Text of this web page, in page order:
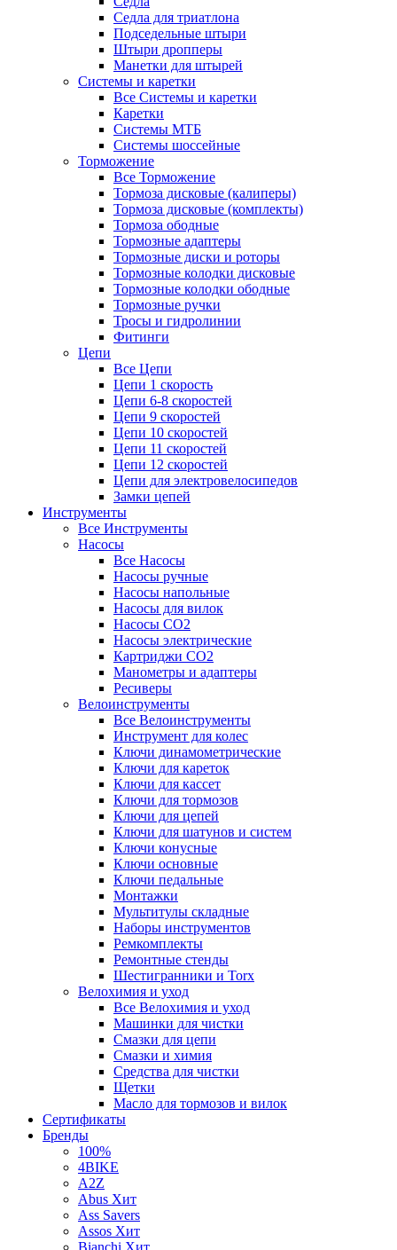
Седла для триатлона
Подседельные штыри
Штыри дропперы
Манетки для штырей
Системы и каретки
Все Системы и каретки
Каретки
Системы МТБ
Системы шоссейные
Торможение
Все Торможение
Тормоза дисковые (калиперы)
Тормоза дисковые (комплекты)
Тормоза ободные
Тормозные адаптеры
Тормозные диски и роторы
Тормозные колодки дисковые
Тормозные колодки ободные
Тормозные ручки
Тросы и гидролинии
Фитинги
Цепи
Все Цепи
Цепи 1 скорость
Цепи 6-8 скоростей
Цепи 9 скоростей
Цепи 10 скоростей
Цепи 11 скоростей
Цепи 12 скоростей
Цепи для электровелосипедов
Замки цепей
Инструменты
Все Инструменты
Насосы
Все Насосы
Насосы ручные
Насосы напольные
Насосы для вилок
Насосы CO2
Насосы электрические
Картриджи CO2
Манометры и адаптеры
Ресиверы
Велоинструменты
Все Велоинструменты
Инструмент для колес
Ключи динамометрические
Ключи для кареток
Ключи для кассет
Ключи для тормозов
Ключи для цепей
Ключи для шатунов и систем
Ключи конусные
Ключи основные
Ключи педальные
Монтажки
Мультитулы складные
Наборы инструментов
Ремкомплекты
Ремонтные стенды
Шестигранники и Torx
Велохимия и уход
Все Велохимия и уход
Машинки для чистки
Смазки для цепи
Смазки и химия
Средства для чистки
Щетки
Масло для тормозов и вилок
Сертификаты
Бренды
100%
4BIKE
A2Z
Abus Хит
Ass Savers
Assos Хит
Bianchi Хит